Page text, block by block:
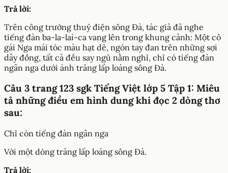
Trả lời:
Trên công trường thuỷ điện sông Đà, tác giả đã nghe
tiếng đàn ba-la-lai-ca vang lên trong khung cảnh: Một cô
gái Nga mái tóc màu hạt dẻ, ngón tay đan trên những sợi
dây đồng, tất cả đều say ngủ nằm nghỉ, chỉ có tiếng đàn
ngân nga dưới ánh trăng lấp loáng sông Đà.
Câu 3 trang 123 sgk Tiếng Việt lớp 5 Tập 1: Miêu
tả những điều em hình dung khi đọc 2 dòng thơ
sau:
Chỉ còn tiếng đàn ngân nga
Với một dòng trăng lấp loáng sông Đà.
Trả lời: